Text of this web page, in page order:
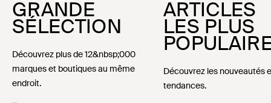
GRANDE
SÉLECTION
Découvrez plus de 12&nbsp;000
marques et boutiques au même
endroit.
ARTICLES
LES PLUS
Découvrez les nouveautés
tendances.